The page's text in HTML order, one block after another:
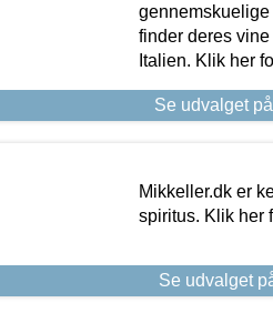
finder deres
Italien. Klik her
Se udvalget
Mikkeller.dk er
spiritus. Klik her
Se udvalget